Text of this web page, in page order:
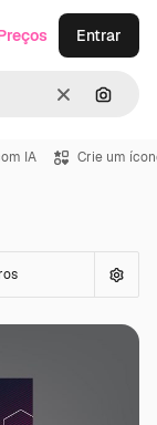
Limpar
Entrar
IA Crie um